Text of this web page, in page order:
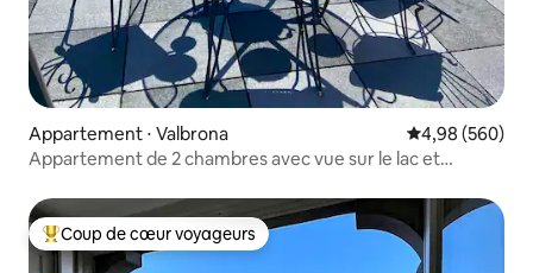
Appartement ⋅ Valbrona Évaluation
4,98 (560)
Appartement de 2 chambres avec vue sur le lac et
Coups de cœur voyageurs les plus appréciés
Coup de cœur voyageurs